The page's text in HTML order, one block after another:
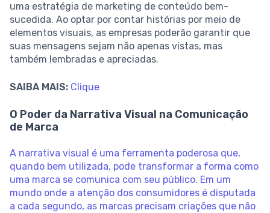
uma estratégia de marketing de conteúdo bem-
sucedida. Ao optar por contar histórias por meio de
elementos visuais, as empresas poderão garantir que
suas mensagens sejam não apenas vistas, mas
também lembradas e apreciadas.
SAIBA MAIS: Clique
O Poder da Narrativa Visual na Comunicação
de Marca
A narrativa visual é uma ferramenta poderosa que,
quando bem utilizada, pode transformar a forma como
uma marca se comunica com seu público. Em um
mundo onde a atenção dos consumidores é disputada
a cada segundo, as marcas precisam criações que não